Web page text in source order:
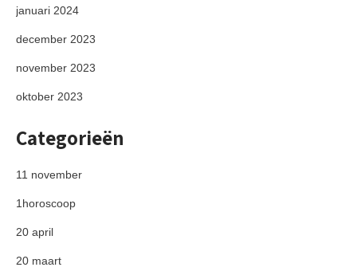
januari 2024
december 2023
november 2023
oktober 2023
Categorieën
11 november
1horoscoop
20 april
20 maart